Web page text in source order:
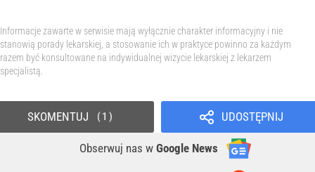
Informacje zawarte w serwisie mają wyłącznie charakter informacyjny i nie
stanowią porady lekarskiej, a stosowanie ich w praktyce powinno za każdym
razem być konsultowane na indywidualnej wizycie lekarskiej z lekarzem
specjalistą.
UDOSTĘPNIJ
Obserwuj nas w Google News
SKOMENTUJ 1